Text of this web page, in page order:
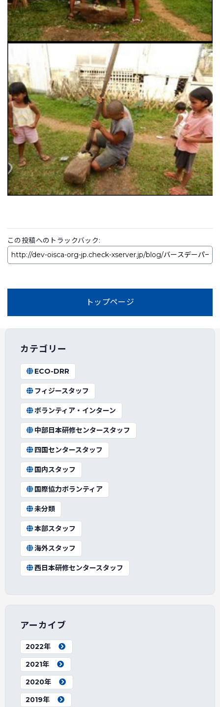
この投稿へのトラックバック:
トップページ
カテゴリー
ECO-DRR
フィジースタッフ
ボランティア・インターン
中部日本研修センタースタッフ
四国センタースタッフ
国内スタッフ
国際協力ボランティア
未分類
本部スタッフ
海外スタッフ
西日本研修センタースタッフ
アーカイブ
2022年
2021年
2020年
2019年